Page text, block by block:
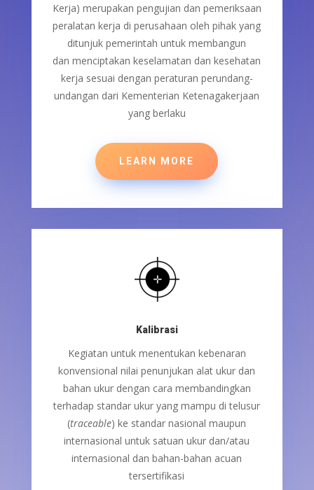
Kerja) merupakan pengujian dan pemeriksaan
peralatan kerja di perusahaan oleh pihak yang
ditunjuk pemerintah untuk membangun
danmenciptakan keselamatan dan kesehatan
kerja sesuai dengan peraturan perundang-
undangan dari Kementerian Ketenagakerjaan
yang berlaku
LEARN MORE
Kalibrasi
Kegiatan untuk menentukan kebenaran
konvensional nilai penunjukan alat ukur dan
bahan ukur dengan cara membandingkan
terhadap standar ukur yang mampu di telusur
(traceable) ke standar nasional maupun
internasional untuk satuan ukur dan/atau
internasional dan bahan-bahan acuan
tersertifikasi